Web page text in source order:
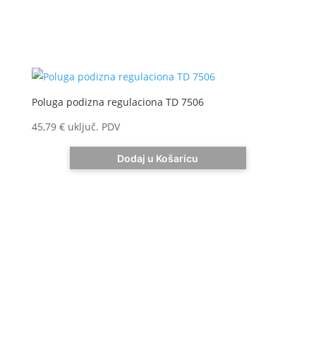
Poluga podizna regulaciona TD 7506
45,79 € uključ. PDV
Dodaj u Košaricu